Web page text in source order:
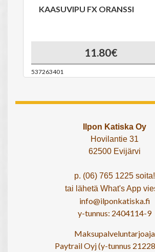
KAASUVIPU FX ORANSSI
11.80€
537263401
Ilpon Katiska Oy
Hovilantie 31
62500 Evijärvi
p. (06) 765 1225 soita!
tai lähetä What's App
info@ilponkatiska.fi
y-tunnus: 2404114-9
Maksupalveluntarjoaja
Paytrail Oyj (y-tunnus